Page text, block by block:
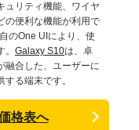
ュリティ機能、ワイヤ
の便利な機能が利用で
のOne UIにより、使
Galaxy S10は、卓
融合した、ユーザーに
る端末です。
格表へ